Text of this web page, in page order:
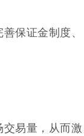
保证金制度、
易量，从而激